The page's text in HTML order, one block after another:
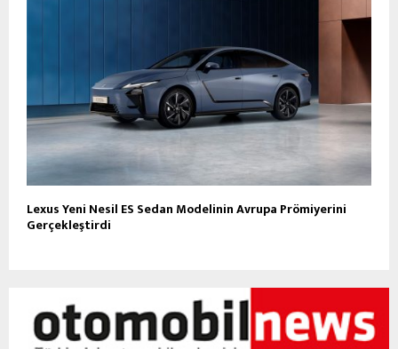
Lexus Yeni Nesil ES Sedan Modelinin Avrupa Prömiyerini
Gerçekleştirdi